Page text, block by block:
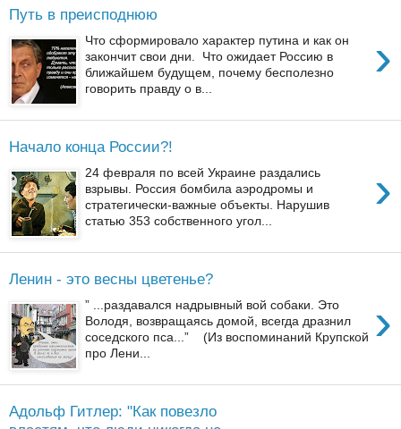
Путь в преисподнюю
›
Что сформировало характер путина и как он
закончит свои дни. Что ожидает Россию в
ближайшем будущем, почему бесполезно
говорить правду о в...
Начало конца России?!
›
24 февраля по всей Украине раздались
взрывы. Россия бомбила аэродромы и
стратегически-важные объекты. Нарушив
статью 353 собственного угол...
Ленин - это весны цветенье?
›
” ...раздавался надрывный вой собаки. Это
Володя, возвращаясь домой, всегда дразнил
соседского пса...” (Из воспоминаний Крупской
про Лени...
Адольф Гитлер: "Как повезло